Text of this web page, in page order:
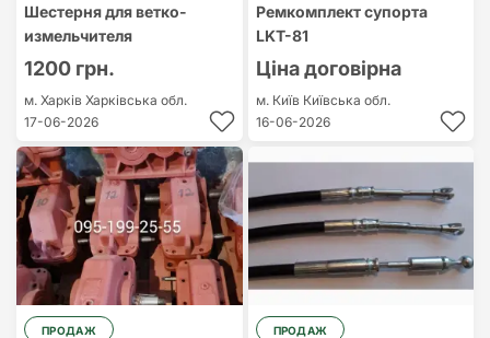
Шестерня для ветко-
измельчителя
1200 грн.
м. Харків Харківська обл.
17-06-2026
Ремкомплект супорта
LKT-81
Ціна договірна
м. Київ Київська обл.
16-06-2026
ПРОДАЖ ПРОДАЖ